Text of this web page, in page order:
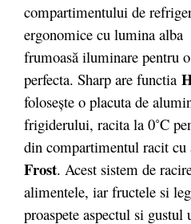
compartimentului de
ergonomice cu lumina alba
frumoasă iluminare pentru
perfecta. Sharp are functia
foloseşte o placuta de
frigiderului, racita la 0˚C
din compartimentul racit
Frost. Acest sistem de
alimentele, iar fructele si
proaspete aspectul si